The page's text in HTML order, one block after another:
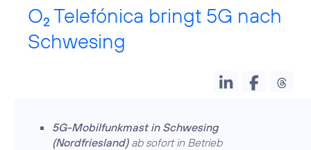
O2 Telefónica bringt 5G nach
Schwesing
5G-Mobilfunkmast in Schwesing
(Nordfriesland)ab sofort in Betrieb